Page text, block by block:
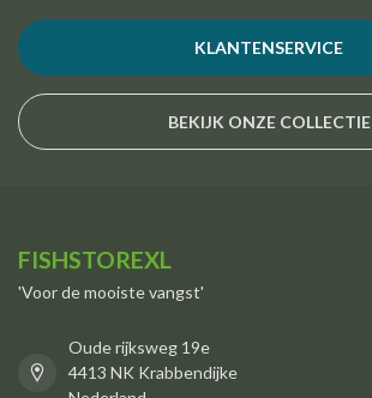
KLANTENSERVICE
BEKIJK ONZE COLLECTIE
FISHSTOREXL
'Voor de mooiste vangst'
Oude rijksweg 19e
4413 NK Krabbendijke